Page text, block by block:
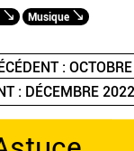
Musique
:
: DÉCEMBRE 2022